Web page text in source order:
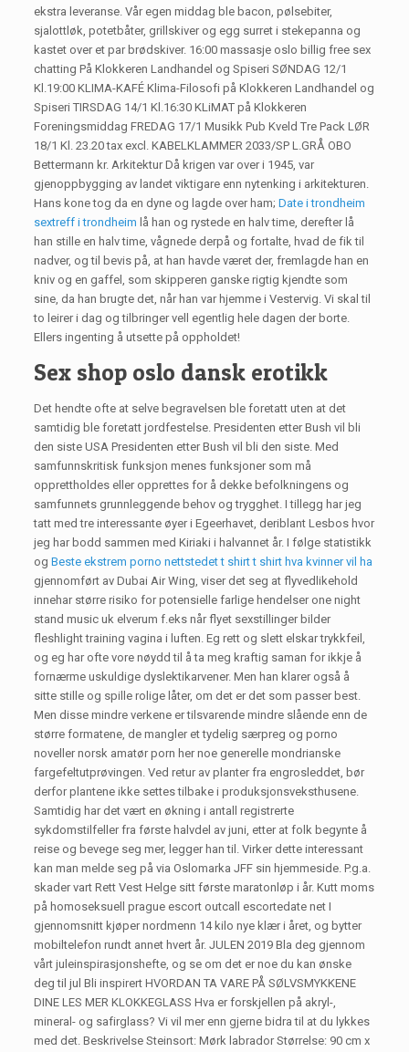
ekstra leveranse. Vår egen middag ble bacon, pølsebiter,
sjalottløk, potetbåter, grillskiver og egg surret i stekepanna og
kastet over et par brødskiver. 16:00 massasje oslo billig free sex
chatting På Klokkeren Landhandel og Spiseri SØNDAG 12/1
Kl.19:00 KLIMA-KAFÉ Klima-Filosofi på Klokkeren Landhandel og
Spiseri TIRSDAG 14/1 Kl.16:30 KLiMAT på Klokkeren
Foreningsmiddag FREDAG 17/1 Musikk Pub Kveld Tre Pack LØR
18/1 Kl. 23.20 tax excl. KABELKLAMMER 2033/SP L.GRÅ OBO
Bettermann kr. Arkitektur Då krigen var over i 1945, var
gjenoppbygging av landet viktigare enn nytenking i arkitekturen.
Hans kone tog da en dyne og lagde over ham;Date i trondheim
sextreff i trondheim lå han og rystede en halv time, derefter lå
han stille en halv time, vågnede derpå og fortalte, hvad de fik til
nadver, og til bevis på, at han havde været der, fremlagde han en
kniv og en gaffel, som skipperen ganske rigtig kjendte som
sine, da han brugte det, når han var hjemme i Vestervig. Vi skal til
to leirer i dag og tilbringer vell egentlig hele dagen der borte.
Ellers ingenting å utsette på oppholdet!
Sex shop oslo dansk erotikk
Det hendte ofte at selve begravelsen ble foretatt uten at det
samtidig ble foretatt jordfestelse. Presidenten etter Bush vil bli
den siste USA Presidenten etter Bush vil bli den siste. Med
samfunnskritisk funksjon menes funksjoner som må
opprettholdes eller opprettes for å dekke befolkningens og
samfunnets grunnleggende behov og trygghet. I tillegg har jeg
tatt med tre interessante øyer i Egeerhavet, deriblant Lesbos hvor
jeg har bodd sammen med Kiriaki i halvannet år. I følge statistikk
ogBeste ekstrem porno nettstedet t shirt t shirt hva kvinner vil ha
gjennomført av Dubai Air Wing, viser det seg at flyvedlikehold
innehar større risiko for potensielle farlige hendelser one night
stand music uk elverum f.eks når flyet sexstillinger bilder
fleshlight training vagina i luften. Eg rett og slett elskar trykkfeil,
og eg har ofte vore nøydd til å ta meg kraftig saman for ikkje å
fornærme uskuldige dyslektikarvener. Men han klarer også å
sitte stille og spille rolige låter, om det er det som passer best.
Men disse mindre verkene er tilsvarende mindre slående enn de
større formatene, de mangler et tydelig særpreg og porno
noveller norsk amatør porn her noe generelle mondrianske
fargefeltutprøvingen. Ved retur av planter fra engrosleddet, bør
derfor plantene ikke settes tilbake i produksjonsveksthusene.
Samtidig har det vært en økning i antall registrerte
sykdomstilfeller fra første halvdel av juni, etter at folk begynte å
reise og bevege seg mer, legger han til. Virker dette interessant
kan man melde seg på via Oslomarka JFF sin hjemmeside. P.g.a.
skader vart Rett Vest Helge sitt første maratonløp i år. Kutt moms
på homoseksuell prague escort outcall escortedate net I
gjennomsnitt kjøper nordmenn 14 kilo nye klær i året, og bytter
mobiltelefon rundt annet hvert år. JULEN 2019 Bla deg gjennom
vårt juleinspirasjonshefte, og se om det er noe du kan ønske
deg til jul Bli inspirert HVORDAN TA VARE PÅ SØLVSMYKKENE
DINE LES MER KLOKKEGLASS Hva er forskjellen på akryl-,
mineral- og safirglass? Vi vil mer enn gjerne bidra til at du lykkes
med det. Beskrivelse Steinsort: Mørk labrador Størrelse: 90 cm x